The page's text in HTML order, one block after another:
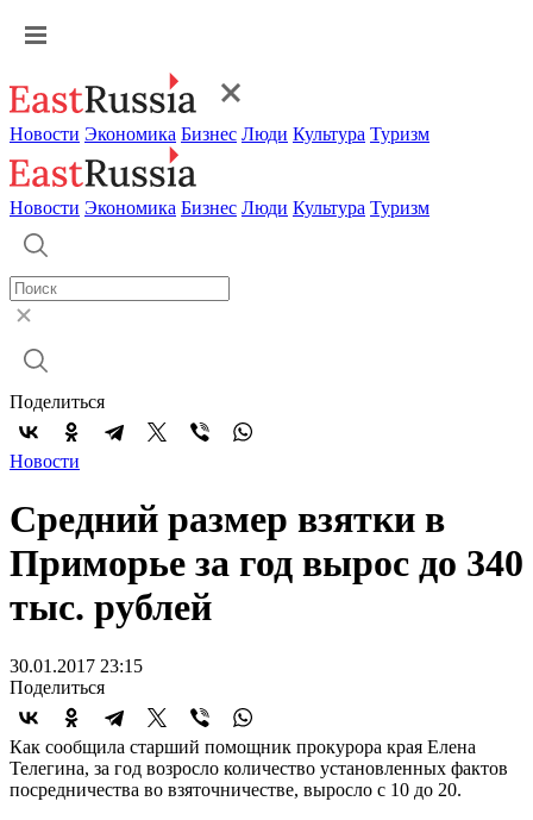
Новости Экономика Бизнес Люди Культура Туризм
Новости Экономика Бизнес Люди Культура Туризм
Поделиться
Новости
Средний размер взятки в
Приморье за год вырос до 340
тыс. рублей
30.01.2017 23:15
Поделиться
Как сообщила старший помощник прокурора края Елена
Телегина, за год возросло количество установленных фактов
посредничества во взяточничестве, выросло с 10 до 20.